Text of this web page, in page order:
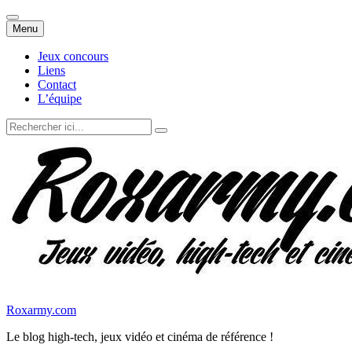
Menu Aller
au
contenu
Jeux concours
Liens
Contact
L’équipe
Recherche
pour
Roxarmy.com
Le blog high-tech, jeux vidéo et cinéma de référence !